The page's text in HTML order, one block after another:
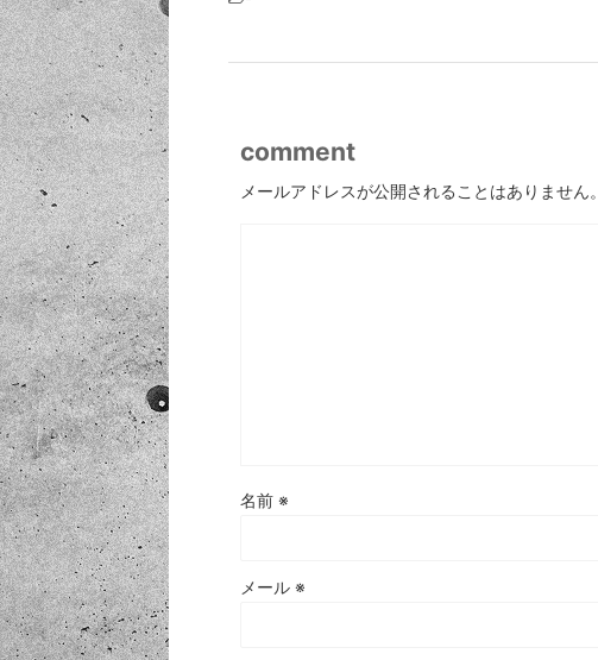
comment
メールアドレスが公開されることはありません。
名前 ※
メール ※